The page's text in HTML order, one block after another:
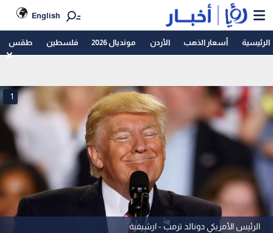
English
الرئيسية أسعار الذهب الأردن مونديال 2026 فلسطين طقس
الرئيس الأمريكي دونالد ترمب - ارشيفية
1